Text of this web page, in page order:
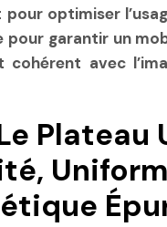
optimiser
pour garantir un
cohérent avec
Plateau